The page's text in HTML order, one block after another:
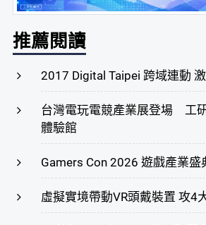
推薦閱讀
2017 Digital Taipei 跨域連動
台灣電玩電競產業展登場 工
體驗館
Gamers Con 2026 遊戲產業盛
虛擬實境帶動VR頭戴裝置 攻4